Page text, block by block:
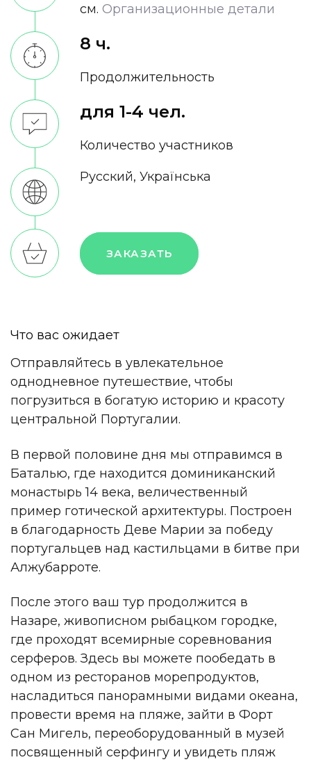
см. Oрганизационные детали
8 ч.
Продолжительность
для 1-4 чел.
Количество участников
Русский, Українська
ЗАКАЗАТЬ
Что вас ожидает
Отправляйтесь в увлекательное
однодневное путешествие, чтобы
погрузиться в богатую историю и красоту
центральной Португалии.
В первой половине дня мы отправимся в
Баталью, где находится доминиканский
монастырь 14 века, величественный
пример готической архитектуры. Построен
в благодарность Деве Марии за победу
португальцев над кастильцами в битве при
Алжубарроте.
После этого ваш тур продолжится в
Назаре, живописном рыбацком городке,
где проходят всемирные соревнования
серферов. Здесь вы можете пообедать в
одном из ресторанов морепродуктов,
насладиться панорамными видами океана,
провести время на пляже, зайти в Форт
Сан Мигель, переоборудованный в музей
посвященный серфингу и увидеть пляж